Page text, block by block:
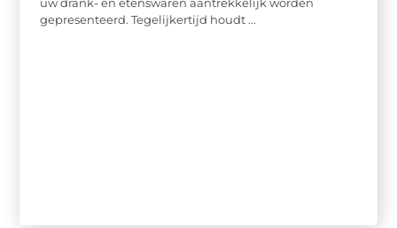
gepresenteerd. Tegelijkertijd houdt ...